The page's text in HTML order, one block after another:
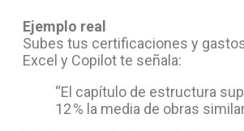
Ejemplo real
Subes tus certificaciones y
Excel y Copilot te señala:
“El capítulo de estructura
12 % la media de obras